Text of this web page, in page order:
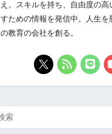
え。スキルを持ち、自由度の高
すための情報を発信中。人生を
の教育の会社を創る。